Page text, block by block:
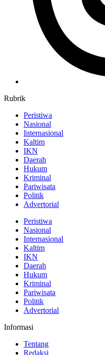
Rubrik
Peristiwa
Nasional
Internasional
Kaltim
IKN
Daerah
Hukum
Kriminal
Pariwisata
Politik
Advertorial
Peristiwa
Nasional
Internasional
Kaltim
IKN
Daerah
Hukum
Kriminal
Pariwisata
Politik
Advertorial
Informasi
Tentang
Redaksi